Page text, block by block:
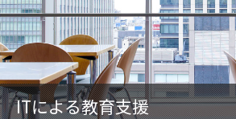
ITによる教育支援